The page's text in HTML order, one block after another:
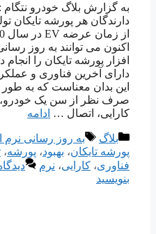
به گزارش بلاگ خودرو نتگام :
دارندگان هر پورشه تایکان
اکنون می توانند به روز
افزار پورشه تایکان را انجام
دارای آخرین فناوری و
این بدان معناست که به طور
صرف نظر از سن یک
کارایی، اتصال … ادامه
دسته‌ها
بلاگ برچسب‌ها
به روز رسانی نرم
پورشه تایکان، بهبود، پورشه،
فناوری، کارایی، نرم
بنویسید